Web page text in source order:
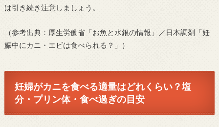
は引き続き注意しましょう。
（参考出典：厚生労働省「お魚と水銀の情報」／日本調剤「妊
娠中にカニ・エビは食べられる？」）
妊婦がカニを食べる適量はどれくらい？塩
分・プリン体・食べ過ぎの目安